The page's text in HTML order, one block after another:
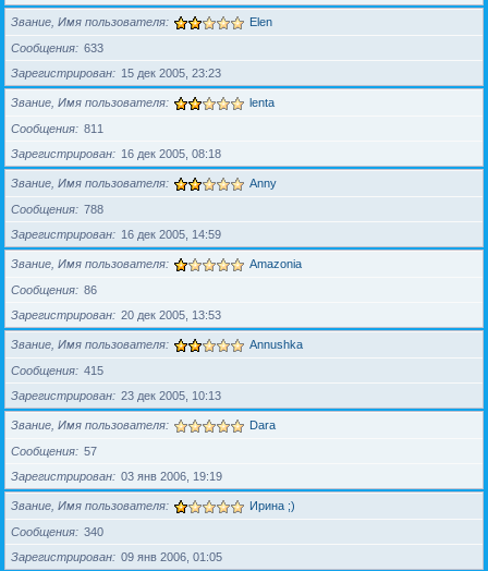
Звание, Имя пользователя Elen
Сообщения
633
Зарегистрирован
15 дек 2005, 23:23
Звание, Имя пользователя lenta
Сообщения
811
Зарегистрирован
16 дек 2005, 08:18
Звание, Имя пользователя Anny
Сообщения
788
Зарегистрирован
16 дек 2005, 14:59
Звание, Имя пользователя Amazonia
Сообщения
86
Зарегистрирован
20 дек 2005, 13:53
Звание, Имя пользователя Annushka
Сообщения
415
Зарегистрирован
23 дек 2005, 10:13
Звание, Имя пользователя Dara
Сообщения
57
Зарегистрирован
03 янв 2006, 19:19
Звание, Имя пользователя Ирина ;)
Сообщения
340
Зарегистрирован
09 янв 2006, 01:05